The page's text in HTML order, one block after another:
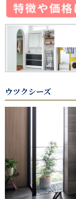
屋根リフォーム
洗面化粧台
ＩＨ・ガスコンロ
ガス給湯器/エコジョー
クロス（壁紙）張り替
【リフォーム】よくある
失敗したくない！リフ
ウツクシーズ